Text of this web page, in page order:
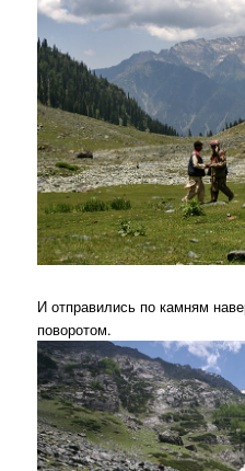
И отправились по камням
поворотом.